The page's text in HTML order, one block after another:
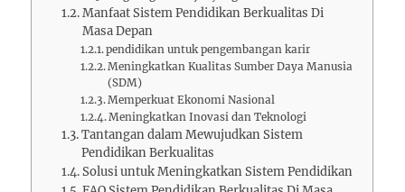
Manfaat Sistem Pendidikan Berkualitas Di
Masa Depan
pendidikan untuk pengembangan karir
Meningkatkan Kualitas Sumber Daya Manusia
(SDM)
Memperkuat Ekonomi Nasional
Meningkatkan Inovasi dan Teknologi
Tantangan dalam Mewujudkan Sistem
Pendidikan Berkualitas
Solusi untuk Meningkatkan Sistem Pendidikan